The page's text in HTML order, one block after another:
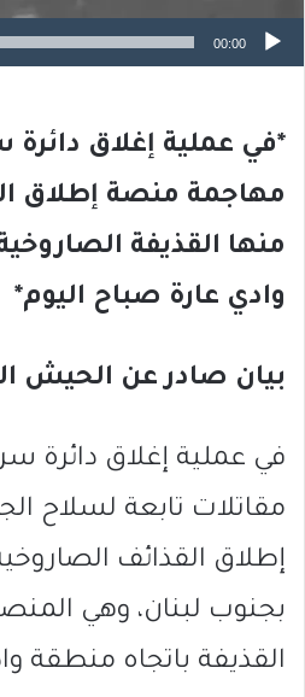
00:00
*في عملية إغلاق
مهاجمة منصة إطلاق
منها القذيفة
وادي عارة صباح اليوم*
بيان صادر عن الحيش
في عملية إغلاق دائرة
مقاتلات تابعة لسلاح
إطلاق القذائف
بجنوب لبنان، وهي
القذيفة باتجاه منطقة